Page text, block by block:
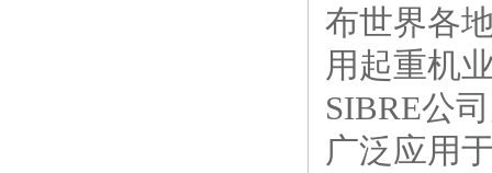
布世界各
用起重机
SIBRE公
广泛应用